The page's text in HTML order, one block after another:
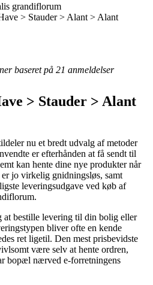
grandiflorum
> Stauder > Alant > Alant
baseret på 21 anmeldelser
> Stauder > Alant
nu et bredt udvalg af metoder
er efterhånden at få sendt til
kan hente dine nye produkter når
jo virkelig gnidningsløs, samt
leveringsudgave ved køb af
at bestille levering til din bolig eller
bliver ofte en kende
ret ligetil. Den mest prisbevidste
være selv at hente ordren,
bopæl nærved e-forretningens